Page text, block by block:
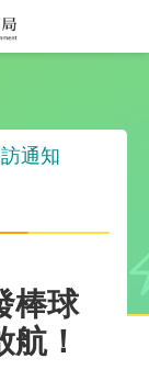
通知
棒球
！